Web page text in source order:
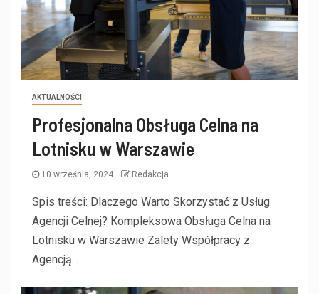
AKTUALNOŚCI
Profesjonalna Obsługa Celna na
Lotnisku w Warszawie
10 września, 2024 Redakcja
Spis treści: Dlaczego Warto Skorzystać z Usług
Agencji Celnej? Kompleksowa Obsługa Celna na
Lotnisku w Warszawie Zalety Współpracy z
Agencją...